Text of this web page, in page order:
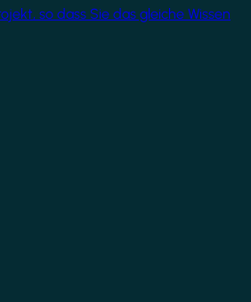
so dass Sie das gleiche Wissen